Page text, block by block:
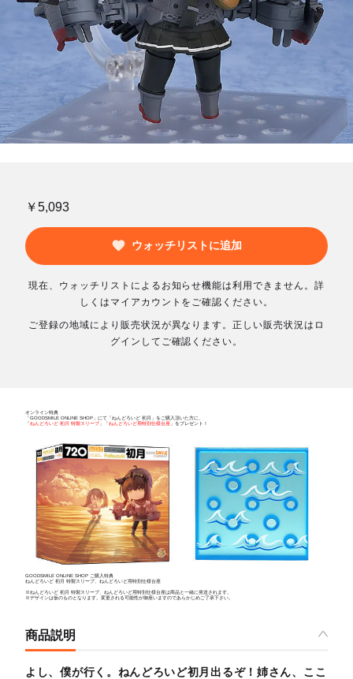
￥5,093
ウォッチリストに追加
現在、ウォッチリストによるお知らせ機能は利用できません。詳
しくはマイアカウントをご確認ください。
ご登録の地域により販売状況が異なります。正しい販売状況はロ
グインしてご確認ください。
オンライン特典
「GOODSMILE ONLINE SHOP」にて「ねんどろいど 初月」をご購入頂いた方に、
「ねんどろいど 初月 特製スリーブ 」「ねんどろいど用特別仕様台座 」をプレゼント！
GOODSMILE ONLINE SHOP ご購入特典
ねんどろいど 初月 特製スリーブ、ねんどろいど用特別仕様台座
※ねんどろいど 初月 特製スリーブ、ねんどろいど用特別仕様台座は商品と一緒に発送されます。
※デザインは仮のものとなります。変更される可能性が御座いますのであらかじめご了承下さい。
商品説明
よし、僕が行く。ねんどろいど初月出るぞ！姉さん、ここ